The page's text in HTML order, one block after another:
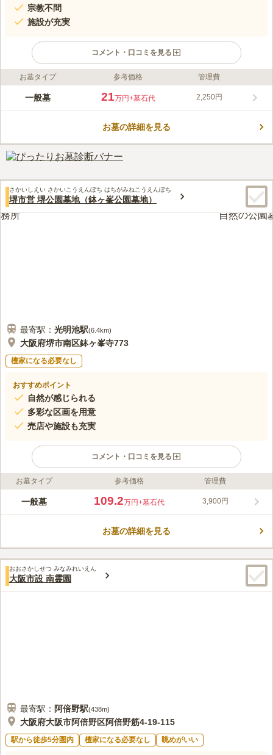
宗教不問
施設が充実
コメント・口コミを見る
ライフドット編集部のコメント
見晴らしの良い高台に段々畑のようにお墓が建てられており、抜
を感じながら穏やかな気持ちで故人と向き合えます。 墓域内に
してくれるので安心です。
口コミ評価
40代女性
山の山頂付近にあるため周囲に店舗はなく、ついでに食事…など
は出来ない。だが、最寄り駅はショッピングセンターや百貨店、飲食店が
たくさんあるので、買い物や食事はお参りの前後に済ませることになると
思う。
お墓タイプ 参考価格 管理費
一般墓 21万円+墓石代 2,250円
お墓の詳細を見る
さかいしえい さかいこうえんぼち はちがみねこうえんぼち
堺市営 堺公園墓地（鉢ヶ峯公園墓地）
最寄駅： 光明池駅(6.4km)
大阪府堺市南区鉢ヶ峯寺773
檀家になる必要なし
おすすめポイント
自然が感じられる
多彩な区画を用意
売店や施設も充実
コメント・口コミを見る
ライフドット編集部のコメント
広大な自然の中で、清々しい風を感じられる公園墓地です。ロケ
さの区画も用意しています。 オリジナルのお墓を建立できるの
口コミ評価
みんなの評価
3.6
40代女性
墓地公園内、墓地公園周辺にいつくかのお店があるので自宅から
お墓タイプ 参考価格 管理費
一般墓 109.2万円+墓石代 3,900円
お墓の詳細を見る
おおさかしせつ みなみれいえん
大阪市設 南霊園
最寄駅： 阿倍野駅(438m)
大阪府大阪市阿倍野区阿倍野筋4-19-115
駅から徒歩5分圏内 檀家になる必要なし 眺めがいい